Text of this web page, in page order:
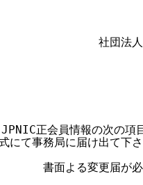
社団法人
正会員情報の次の項
にて事務局に届け出て下さ
書面よる変更届が必